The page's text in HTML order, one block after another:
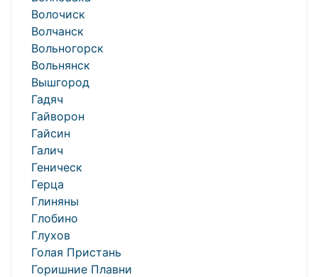
Волочиск
Волчанск
Вольногорск
Вольнянск
Вышгород
Гадяч
Гайворон
Гайсин
Галич
Геническ
Герца
Глиняны
Глобино
Глухов
Голая Пристань
Горишние Плавни